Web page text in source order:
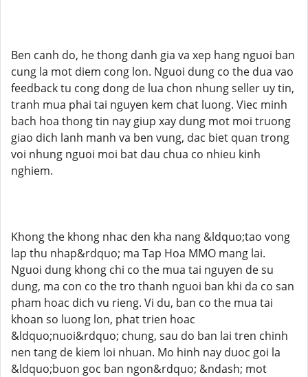
Ben canh do, he thong danh gia va xep hang nguoi ban
cung la mot diem cong lon. Nguoi dung co the dua vao
feedback tu cong dong de lua chon nhung seller uy tin,
tranh mua phai tai nguyen kem chat luong. Viec minh
bach hoa thong tin nay giup xay dung mot moi truong
giao dich lanh manh va ben vung, dac biet quan trong
voi nhung nguoi moi bat dau chua co nhieu kinh
nghiem.
Khong the khong nhac den kha nang &ldquo;tao vong
lap thu nhap&rdquo; ma Tap Hoa MMO mang lai.
Nguoi dung khong chi co the mua tai nguyen de su
dung, ma con co the tro thanh nguoi ban khi da co san
pham hoac dich vu rieng. Vi du, ban co the mua tai
khoan so luong lon, phat trien hoac
&ldquo;nuoi&rdquo; chung, sau do ban lai tren chinh
nen tang de kiem loi nhuan. Mo hinh nay duoc goi la
&ldquo;buon goc ban ngon&rdquo; &ndash; mot